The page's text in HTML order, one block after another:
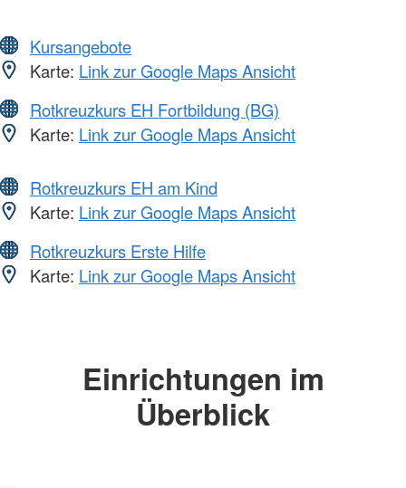
Kursangebote
Karte: Link zur Google Maps Ansicht
Rotkreuzkurs EH Fortbildung (BG)
Karte: Link zur Google Maps Ansicht
Rotkreuzkurs EH am Kind
Karte: Link zur Google Maps Ansicht
Rotkreuzkurs Erste Hilfe
Karte: Link zur Google Maps Ansicht
Einrichtungen im
Überblick